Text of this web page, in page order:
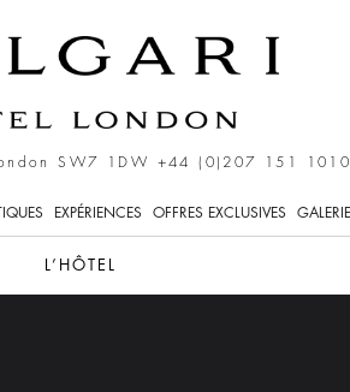
SW7 1DW +44 (0)207 151 1010
EXPÉRIENCES OFFRES EXCLUSIVES
L’HÔTEL